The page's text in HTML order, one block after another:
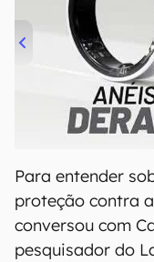
00:00/21:11
Para entender
proteção contra
conversou com
pesquisador do